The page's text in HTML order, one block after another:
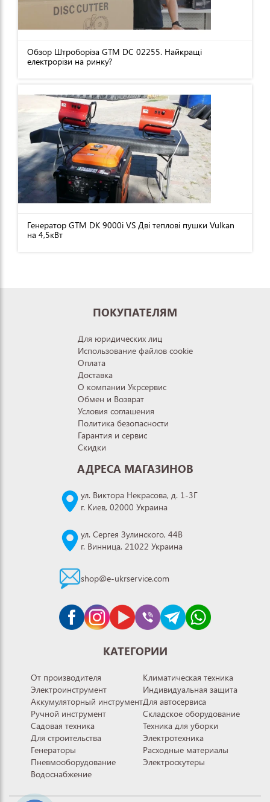
Обзор Штроборіза GTM DC 02255. Найкращі
електрорізи на ринку?
Генератор GTM DK 9000i VS Дві теплові пушки Vulkan
на 4,5кВт
ПОКУПАТЕЛЯМ
Для юридических лиц
Использование файлов cookie
Оплата
Доставка
О компании Укрсервис
Обмен и Возврат
Условия соглашения
Политика безопасности
Гарантия и сервис
Скидки
АДРЕСА МАГАЗИНОВ
ул. Виктора Некрасова, д. 1-3Г
г. Киев, 02000 Украина
ул. Сергея Зулинского, 44В
г. Винница, 21022 Украина
shop@e-ukrservice.com
КАТЕГОРИИ
От производителя
Электроинструмент
Аккумуляторный инструмент
Ручной инструмент
Садовая техника
Для строительства
Генераторы
Пневмооборудование
Водоснабжение
Климатическая техника
Индивидуальная защита
Для автосервиса
Складское оборудование
Техника для уборки
Электротехника
Расходные материалы
Электроскутеры